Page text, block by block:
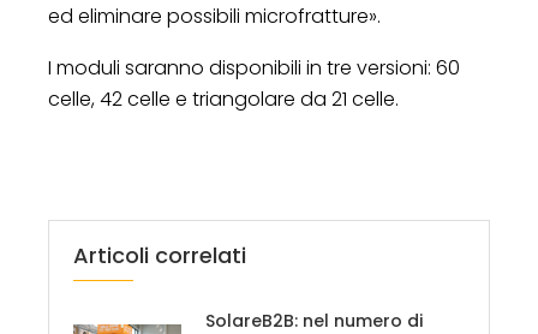
ed eliminare possibili microfratture».
I moduli saranno disponibili in tre versioni: 60
celle, 42 celle e triangolare da 21 celle.
Articoli correlati
SolareB2B: nel numero di